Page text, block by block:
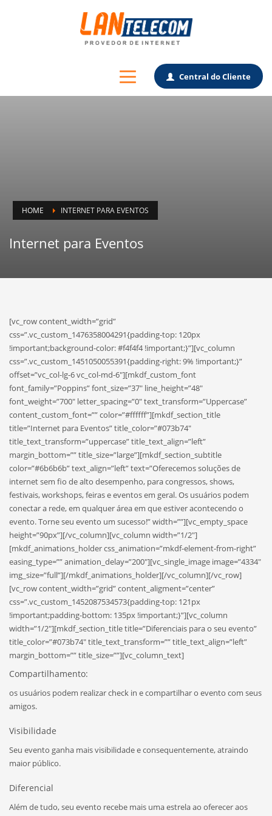
Central do Cliente
HOME INTERNET PARA EVENTOS
Internet para Eventos
[vc_row content_width=”grid”
css=”.vc_custom_1476358004291{padding-top: 120px
!important;background-color: #f4f4f4 !important;}”][vc_column
css=”.vc_custom_1451050055391{padding-right: 9% !important;}”
offset=”vc_col-lg-6 vc_col-md-6″][mkdf_custom_font
font_family=”Poppins” font_size=”37″ line_height=”48″
font_weight=”700″ letter_spacing=”0″ text_transform=”Uppercase”
content_custom_font=”” color=”#ffffff”][mkdf_section_title
title=”Internet para Eventos” title_color=”#073b74″
title_text_transform=”uppercase” title_text_align=”left”
margin_bottom=”” title_size=”large”][mkdf_section_subtitle
color=”#6b6b6b” text_align=”left” text=”Oferecemos soluções de
internet sem fio de alto desempenho, para congressos, shows,
festivais, workshops, feiras e eventos em geral. Os usuários podem
conectar a rede, em qualquer área em que estiver acontecendo o
evento. Torne seu evento um sucesso!” width=””][vc_empty_space
height=”90px”][/vc_column][vc_column width=”1/2″]
[mkdf_animations_holder css_animation=”mkdf-element-from-right”
easing_type=”” animation_delay=”200″][vc_single_image image=”4334″
img_size=”full”][/mkdf_animations_holder][/vc_column][/vc_row]
[vc_row content_width=”grid” content_aligment=”center”
css=”.vc_custom_1452087534573{padding-top: 121px
!important;padding-bottom: 135px !important;}”][vc_column
width=”1/2″][mkdf_section_title title=”Diferenciais para o seu evento”
title_color=”#073b74″ title_text_transform=”” title_text_align=”left”
margin_bottom=”” title_size=””][vc_column_text]
Compartilhamento:
os usuários podem realizar check in e compartilhar o evento com seus
amigos.
Visibilidade
Seu evento ganha mais visibilidade e consequentemente, atraindo
maior público.
Diferencial
Além de tudo, seu evento recebe mais uma estrela ao oferecer aos